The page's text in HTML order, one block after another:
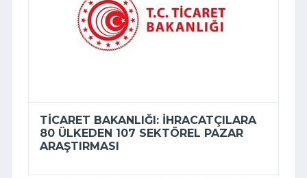
TICARET BAKANLIĞI: İHRACATÇILARA
80 ÜLKEDEN 107 SEKTÖREL PAZAR
ARAŞTIRMASI